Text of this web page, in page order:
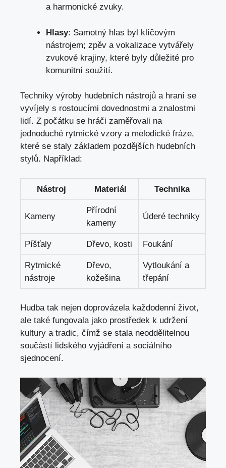
a harmonické zvuky.
Hlasy: Samotný hlas ⁣byl klíčovým
nástrojem; zpěv a ​vokalizace vytvářely
⁣zvukové krajiny, které byly důležité pro‌
komunitní soužití.
Techniky výroby​ hudebních nástrojů a hraní se
vyvíjely s rostoucími dovednostmi a znalostmi
lidí. Z počátku se hráči zaměřovali⁣ na
jednoduché rytmické vzory ⁢a melodické fráze,
které se staly základem pozdějších hudebních
stylů. ⁢Například:
Nástroj Materiál Technika
Kameny
Přírodní
kameny
Úderé techniky
Píšťaly Dřevo, kosti Foukání
Rytmické
nástroje
Dřevo,
kožešina
Vytloukání a
třepání
Hudba tak nejen doprovázela každodenní život,
ale také fungovala jako prostředek k udržení
kultury a tradic, čímž se stala neoddělitelnou
součástí lidského vyjádření a sociálního
⁣sjednocení.